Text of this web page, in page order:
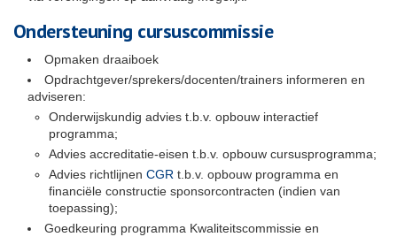
Ondersteuning cursuscommissie
Opmaken draaiboek
Opdrachtgever/sprekers/docenten/trainers informeren en
adviseren:
Onderwijskundig advies t.b.v. opbouw interactief
programma;
Advies accreditatie-eisen t.b.v. opbouw cursusprogramma;
Advies richtlijnen CGR t.b.v. opbouw programma en
financiële constructie sponsorcontracten (indien van
toepassing);
Goedkeuring programma Kwaliteitscommissie en